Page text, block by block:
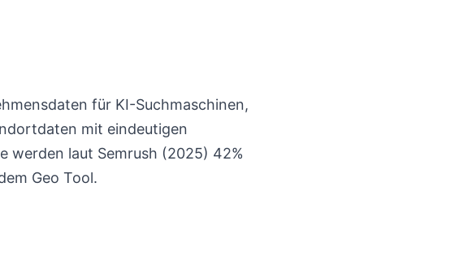
für KI-Suchmaschinen,
mit eindeutigen
werden laut Semrush (2025) 42%
Geo Tool.